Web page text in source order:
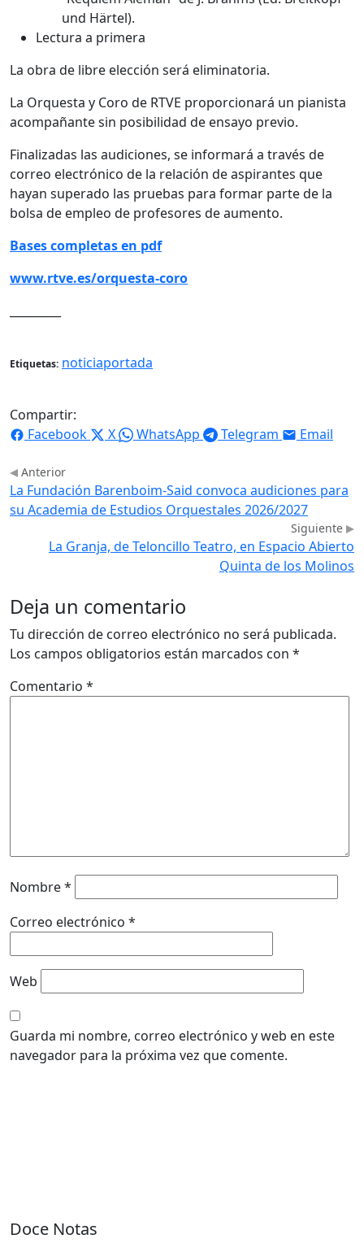
und Härtel).
Lectura a primera
La obra de libre elección será eliminatoria.
La Orquesta y Coro de RTVE proporcionará un pianista
acompañante sin posibilidad de ensayo previo.
Finalizadas las audiciones, se informará a través de
correo electrónico de la relación de aspirantes que
hayan superado las pruebas para formar parte de la
bolsa de empleo de profesores de aumento.
Bases completas en pdf
www.rtve.es/orquesta-coro
Etiquetas: noticiaportada
Compartir:
Facebook
X WhatsApp Telegram Email
Anterior
La Fundación Barenboim-Said convoca audiciones para
su Academia de Estudios Orquestales 2026/2027
Siguiente
La Granja, de Teloncillo Teatro, en Espacio Abierto
Quinta de los Molinos
Deja un comentario
Tu dirección de correo electrónico no será publicada.
Los campos obligatorios están marcados con *
Comentario *
Nombre*
Correo electrónico *
Web
Guarda mi nombre, correo electrónico y web en este
navegador para la próxima vez que comente.
Doce Notas